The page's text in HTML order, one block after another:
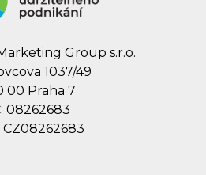
Group s.r.o.
1037/49
00 Praha 7
08262683
CZ08262683